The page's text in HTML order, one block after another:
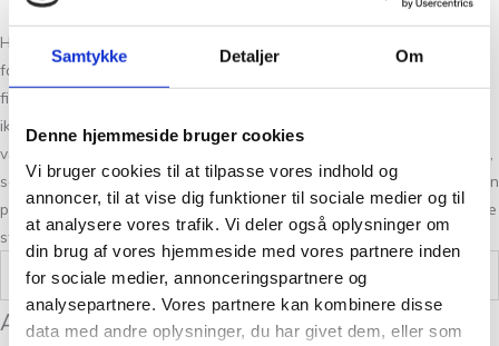
Samtykke Detaljer Om
Denne hjemmeside bruger cookies
Vi bruger cookies til at tilpasse vores indhold og
annoncer, til at vise dig funktioner til sociale medier og til
at analysere vores trafik. Vi deler også oplysninger om
din brug af vores hjemmeside med vores partnere inden
for sociale medier, annonceringspartnere og
analysepartnere. Vores partnere kan kombinere disse
data med andre oplysninger, du har givet dem, eller som
Hos Tante Grøn CPH har vi et stort udvalg af garner i mange skønne
farver. Så hvis du vil have syn for sagen og mærke garnet mellem
fingrene, så kom forbi vores butik på Christian Winthers Vej. Hvis du
ikke fandt den rigtige garn kvalitet har vi altid flere substituter at
vælge i mellem. Det kan være svært at vælge netop den rigtige farve,
så tag dig god tid og spørg os endelig til råds. Vi stræber altid efter en
personlig og nøje vejledning så du er på sikker vej med dine fremtidige
strikkeeventyr.
Vægt 0,05 kg
Anmeldelser